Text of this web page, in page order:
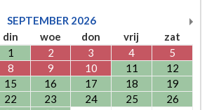
SEPTEMBER 2026
din woe don vrij
zat
1
2 3 4
5
8 9 10 11
12
15 16 17 18
19
22 23 24 25
26